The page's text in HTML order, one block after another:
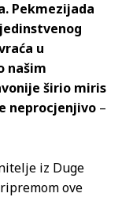
Pekmezijada
u
našim
širio miris
neprocjenjivo –
iz Duge
ove